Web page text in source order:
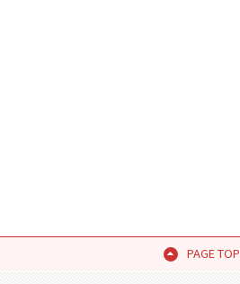
PAGE TOP